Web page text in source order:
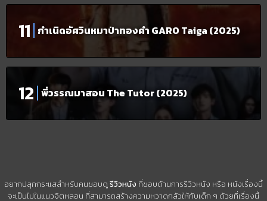
กำเนิดอัศวินหมาป่าทองคำ GARO Taiga (2025)
พี่วรรณมาสอน The Tutor (2025)
อยากปลุกกระแสสำหรับคนชอบดูรีวิวหนัง ที่ชอบด้านการรีวิวหนัง หรือ หนังเรื่องนี้
จะเป็นไปในแนวจิตหลอน ที่สามารถสร้างความหวาดกลัวให้กับเด็ก ๆ ด้วยที่เรื่องนี้